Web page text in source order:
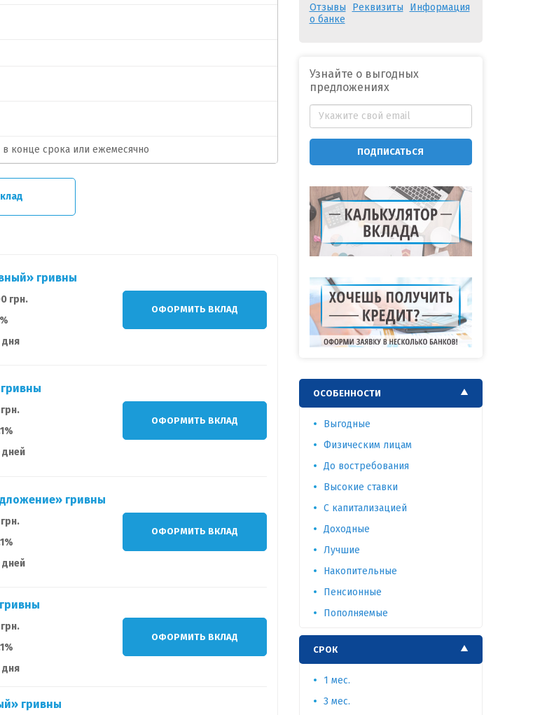
конце срока или ежемесячно
гривны
грн.
дня
ОФОРМИТЬ ВКЛАД
дней
ОФОРМИТЬ ВКЛАД
гривны
дней
ОФОРМИТЬ ВКЛАД
дня
ОФОРМИТЬ ВКЛАД
гривны
Отзывы
Реквизиты
Информация
о банке
Узнайте о выгодных
предложениях
ПОДПИСАТЬСЯ
ОСОБЕННОСТИ
Выгодные
Физическим лицам
До востребования
Высокие ставки
С капитализацией
Доходные
Лучшие
Накопительные
Пенсионные
Пополняемые
СРОК
1 мес.
3 мес.